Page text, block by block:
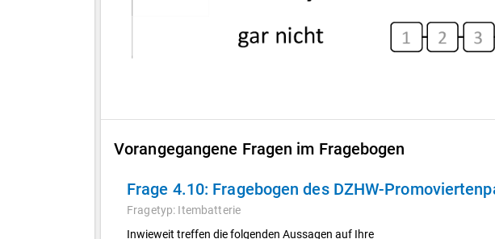
Vorangegangene Fragen im Fragebogen
Frage 4.10: Fragebogen des DZHW-
Fragetyp: Itembatterie
Inwieweit treffen die folgenden Aussagen auf Ihre